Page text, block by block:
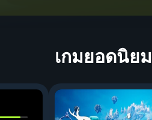
เกมยอดนิยม